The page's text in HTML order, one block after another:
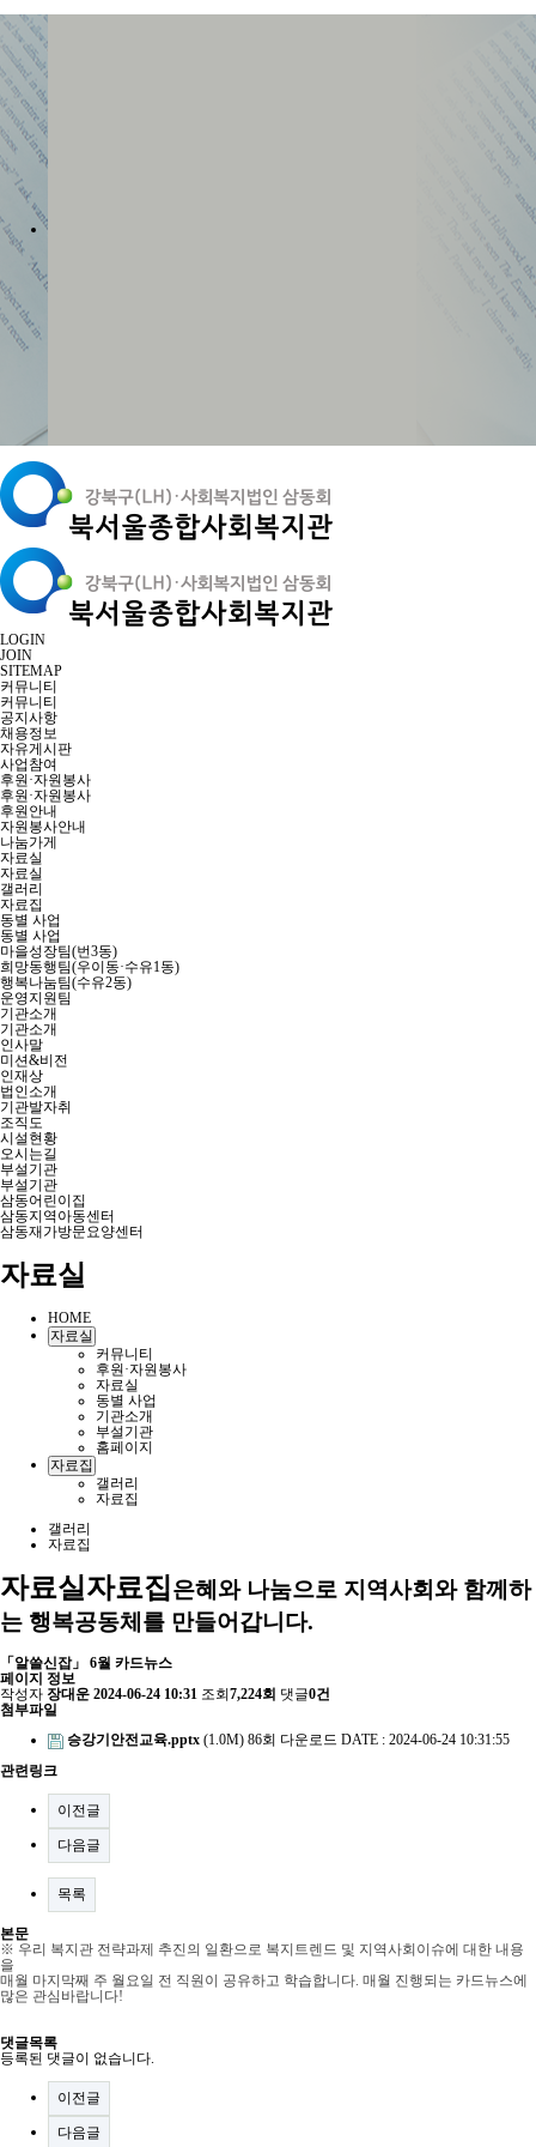
LOGIN
JOIN
SITEMAP
커뮤니티
커뮤니티
공지사항
채용정보
자유게시판
사업참여
후원·자원봉사
후원·자원봉사
후원안내
자원봉사안내
나눔가게
자료실
자료실
갤러리
자료집
동별 사업
동별 사업
마을성장팀(번3동)
희망동행팀(우이동·수유1동)
행복나눔팀(수유2동)
운영지원팀
기관소개
기관소개
인사말
미션&비전
인재상
법인소개
기관발자취
조직도
시설현황
오시는길
부설기관
부설기관
삼동어린이집
삼동지역아동센터
삼동재가방문요양센터
자료실
HOME
자료실
커뮤니티
후원·자원봉사
자료실
동별 사업
기관소개
부설기관
홈페이지
자료집
갤러리
자료집
갤러리
자료집
자료실자료집은혜와 나눔으로 지역사회와 함께하
는 행복공동체를 만들어갑니다.
「알쓸신잡」 6월 카드뉴스
페이지 정보
작성자 장대운 2024-06-24 10:31 조회 7,224회 댓글0건
첨부파일
승강기안전교육.pptx (1.0M) 86회 다운로드 DATE : 2024-06-24 10:31:55
관련링크
이전글
다음글
목록
본문
※ 우리 복지관 전략과제 추진의 일환으로 복지트렌드 및 지역사회이슈에 대한 내용
을
매월 마지막째 주 월요일 전 직원이 공유하고 학습합니다. 매월 진행되는 카드뉴스에
많은 관심바랍니다!
댓글목록
등록된 댓글이 없습니다.
이전글
다음글